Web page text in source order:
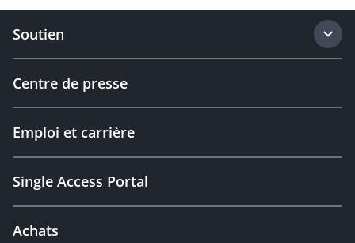
Soutien
Centre de presse
Emploi et carrière
Single Access Portal
Achats